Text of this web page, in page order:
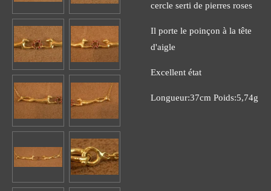
cercle serti de pierres roses
Il porte le poinçon à la tête
d'aigle
Excellent état
Longueur:37cm Poids:5,74g